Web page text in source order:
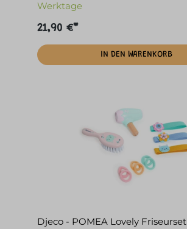
Werktage
21,90 €*
IN DEN WARENKORB
Djeco - POMEA Lovely Friseurset